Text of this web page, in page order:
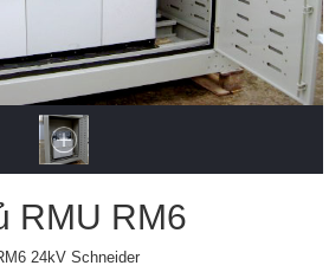
RMU RM6
24kV Schneider